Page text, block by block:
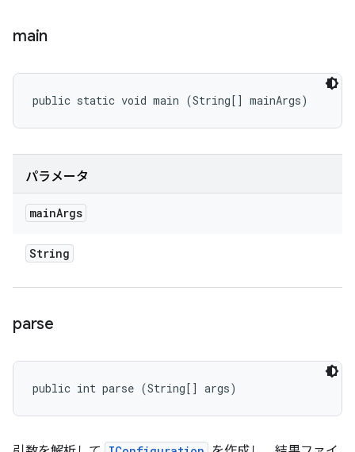
main
public static void main (String[] mainArgs)
パラメータ
mainArgs
String
parse
public int parse (String[] args)